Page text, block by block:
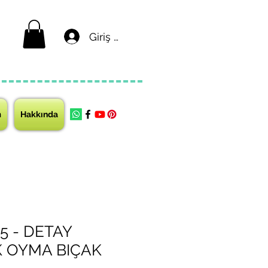
Giriş yap
Hakkında
- DETAY
OYMA BIÇAK